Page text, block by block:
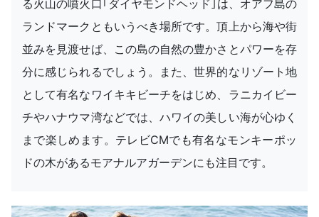
る火山の噴火口｢ダイヤモンドヘッド｣は、オアフ島の
ランドマークともいうべき場所です。頂上から海や街
並みを見渡せば、この島の自然の豊かさとパワーを存
分に感じられるでしょう。また、世界的なリゾート地
として有名なワイキキビーチをはじめ、ラニカイビー
チやハナウマ湾などでは、ハワイの美しい海が心ゆく
まで楽しめます。テレビCMでも有名なモンキーポッ
ドの木があるモアナルアガーデンにも注目です。